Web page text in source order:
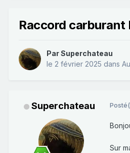
Raccord carburant
ParSuperchateau
le 2 février 2025 dans
Superchateau
Sur